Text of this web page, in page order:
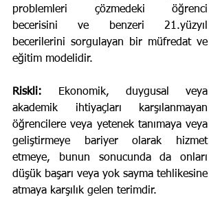
problemleri çözmedeki öğrenci
becerisini ve benzeri 21.yüzyıl
becerilerini sorgulayan bir müfredat ve
eğitim modelidir.
Riskli: Ekonomik, duygusal veya
akademik ihtiyaçları karşılanmayan
öğrencilere veya yetenek tanımaya veya
geliştirmeye bariyer olarak hizmet
etmeye, bunun sonucunda da onları
düşük başarı veya yok sayma tehlikesine
atmaya karşılık gelen terimdir.